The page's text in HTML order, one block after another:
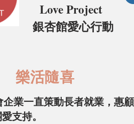
Love Project
杏館愛心行動
樂活隨喜
企業一直策動長者就業，惠
持。